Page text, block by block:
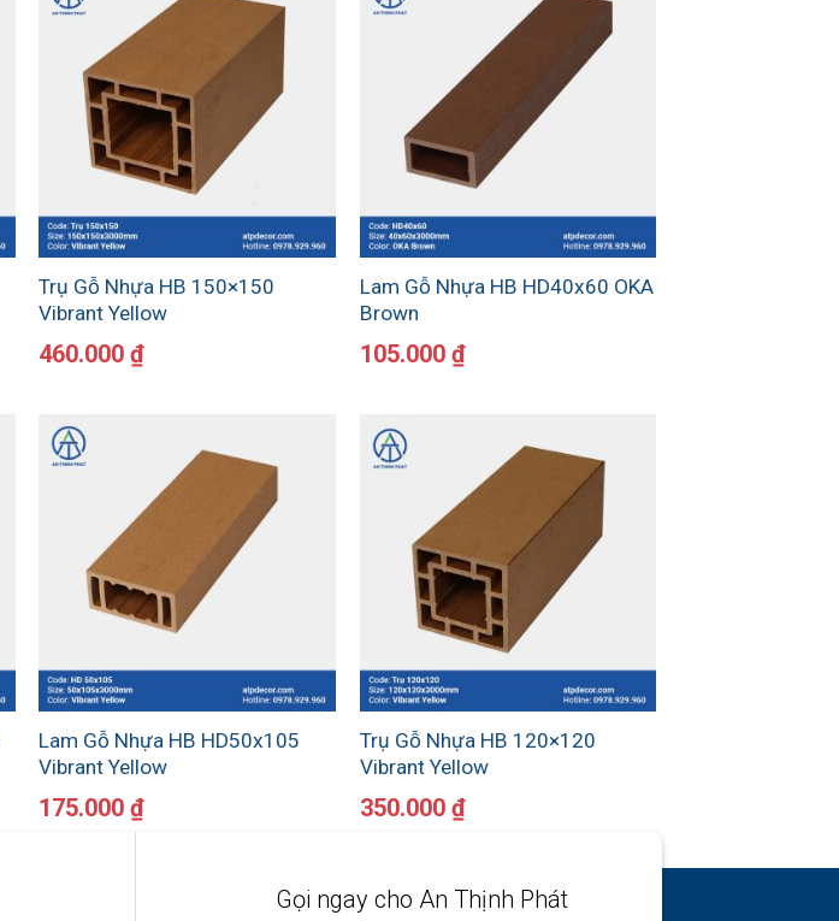
Trụ Gỗ Nhựa HB 150×150
Vibrant Yellow
460.000₫
Lam Gỗ Nhựa HB HD40x60 OKA
Brown
105.000 ₫
Lam Gỗ Nhựa HB HD50x105
Vibrant Yellow
175.000₫
Trụ Gỗ Nhựa HB 120×120
Vibrant Yellow
350.000 ₫
Gọi ngay cho An Thịnh Phát